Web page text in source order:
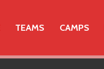
TEAMS CAMPS